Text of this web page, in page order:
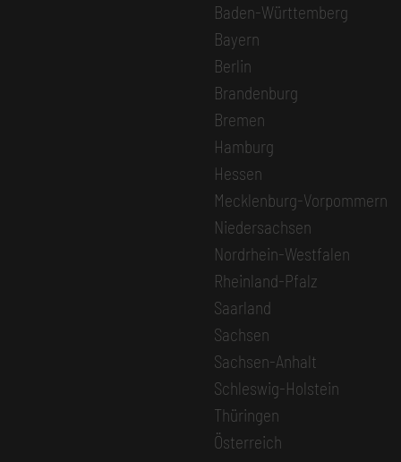
Baden-Württemberg
Bayern
Berlin
Brandenburg
Bremen
Hamburg
Hessen
Mecklenburg-Vorpommern
Niedersachsen
Nordrhein-Westfalen
Rheinland-Pfalz
Saarland
Sachsen
Sachsen-Anhalt
Schleswig-Holstein
Thüringen
Österreich